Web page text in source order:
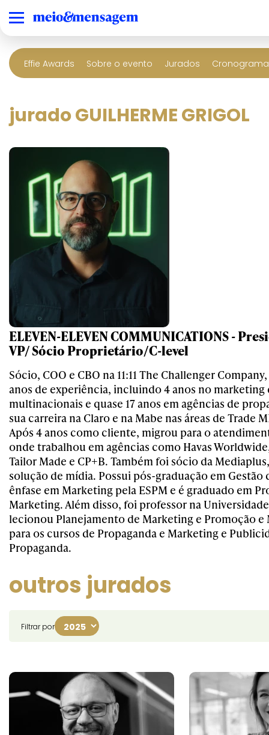
Effie Awards Sobre o evento Jurados
jurado GUILHERME GRIGOL
ELEVEN-ELEVEN COMMUNICATIONS -
VP/ Sócio Proprietário/C-level
Sócio, COO e CBO na 11:11 The Challenger
anos de experiência, incluindo 4 anos no marketing
multinacionais e quase 17 anos em agências de
sua carreira na Claro e na Mabe nas áreas de Trade
Após 4 anos como cliente, migrou para o
onde trabalhou em agências como Havas
Tailor Made e CP+B. Também foi sócio da
solução de mídia. Possui pós-graduação em Gestão
ênfase em Marketing pela ESPM e é graduado em
Marketing. Além disso, foi professor na
lecionou Planejamento de Marketing e Promoção
para os cursos de Propaganda e Marketing e
Propaganda.
outros jurados
Filtrar por